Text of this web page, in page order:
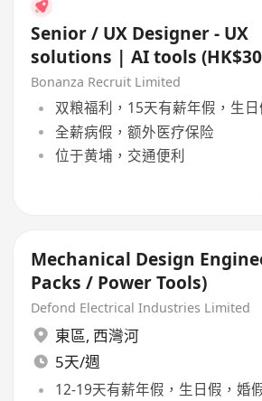
Senior / UX Designer - UX
solutions | AI tools
13 | Whampoa)
Bonanza Recruit Limited
双粮福利，15天有薪年假，生日
全薪病假，额外医疗保险
位于黄埔，交通便利
Mechanical Design
Packs / Power Tools)
Defond Electrical Industries Limited
東區, 西灣河
5天/週
12-19天有薪年假，生日假，婚